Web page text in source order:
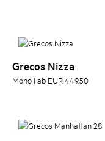
Grecos Nizza
Mono | ab EUR 449,50